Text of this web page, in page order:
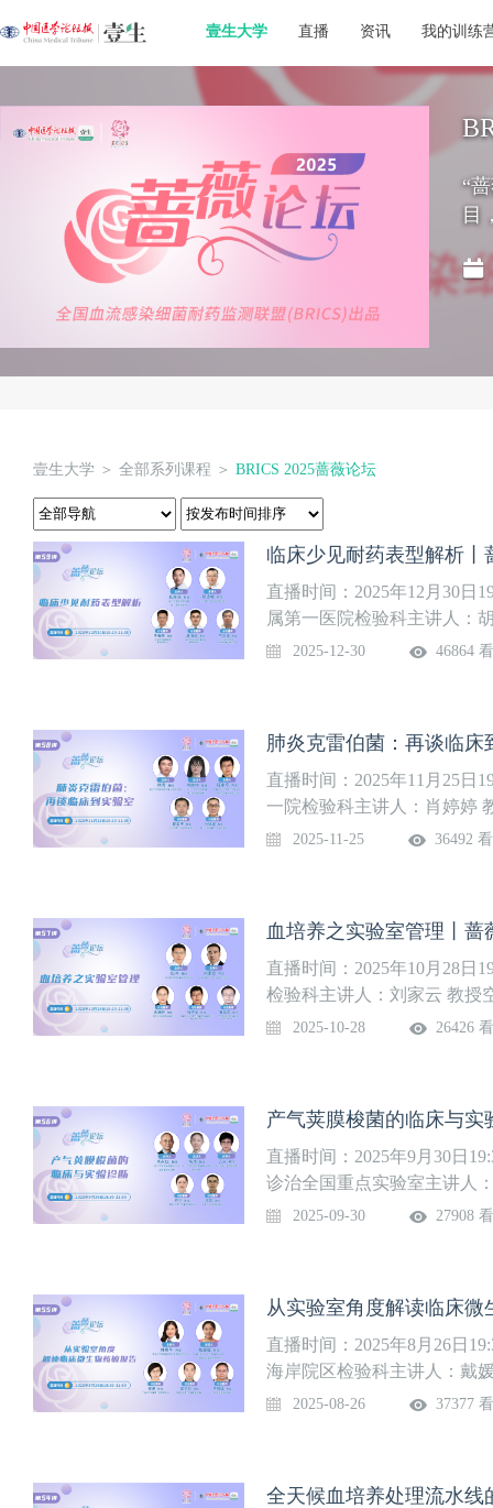
壹生大学 直播 资讯 我的训练
“
目
壹生大学 ＞ 全部系列课程 ＞ BRICS 2025蔷薇论坛
临床少见耐药表型解析丨
直播时间：2025年12月30日
属第一医院检验科主讲人：
辉 教授中南大学湘雅医院感
2025-12-30 46864
肺炎克雷伯菌：再谈临床
直播时间：2025年11月25日
一院检验科主讲人：肖婷婷
教授安徽医科大学第一附属
2025-11-25 36492
血培养之实验室管理丨蔷
直播时间：2025年10月28日
检验科主讲人：刘家云 教授
阳市人民医院检验科程中乐
2025-10-28 26426
产气荚膜梭菌的临床与实
直播时间：2025年9月30日
诊治全国重点实验室主讲人
丁卉 教授丽水市中心医院检
2025-09-30 27908
从实验室角度解读临床微
直播时间：2025年8月26日
海岸院区检验科主讲人：戴
立医院）检验科嘉宾：郑琳
2025-08-26 37377
全天候血培养处理流水线